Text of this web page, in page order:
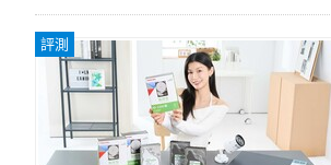
評測